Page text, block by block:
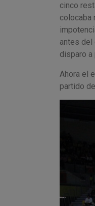
cinco
colocaba
antes del
disparo a
Ahora el
partido